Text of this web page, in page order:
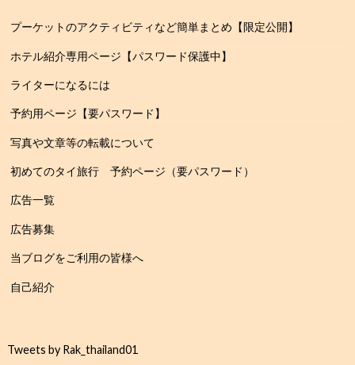
プーケットのアクティビティなど簡単まとめ【限定公開】
ホテル紹介専用ページ【パスワード保護中】
ライターになるには
予約用ページ【要パスワード】
写真や文章等の転載について
初めてのタイ旅行 予約ページ（要パスワード）
広告一覧
広告募集
当ブログをご利用の皆様へ
自己紹介
Tweets by Rak_thailand01